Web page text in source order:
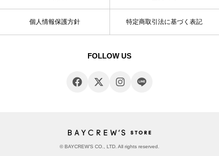
個人情報保護方針 特定商取引法に基づく表記
FOLLOW US
© BAYCREW’S CO., LTD. All rights reserved.